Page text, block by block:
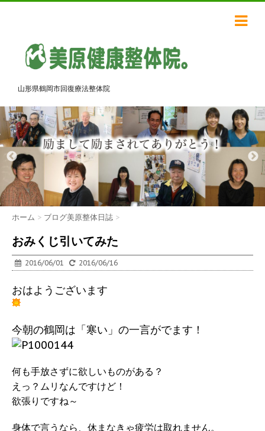
山形県鶴岡市回復療法整体院
ホーム > ブログ美原整体日誌 >
おみくじ引いてみた
2016/06/01 2016/06/16
おはようございます
今朝の鶴岡は「寒い」の一言がでます！
何も手放さずに欲しいものがある？
えっ？ムリなんですけど！
欲張りですね～
身体で言うなら、休まなきゃ疲労は取れません。